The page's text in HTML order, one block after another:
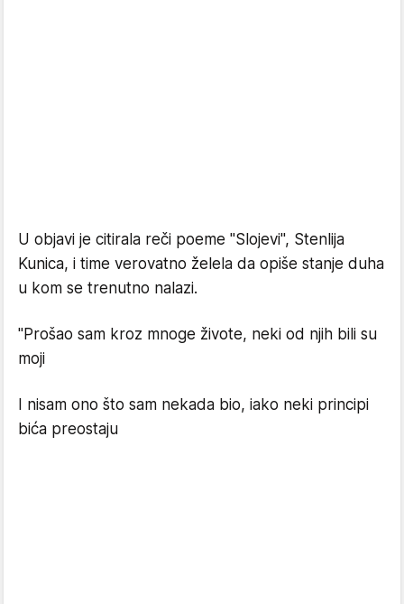
U objavi je citirala reči poeme "Slojevi", Stenlija
Kunica, i time verovatno želela da opiše stanje duha
u kom se trenutno nalazi.
"Prošao sam kroz mnoge živote, neki od njih bili su
moji
I nisam ono što sam nekada bio, iako neki principi
bića preostaju